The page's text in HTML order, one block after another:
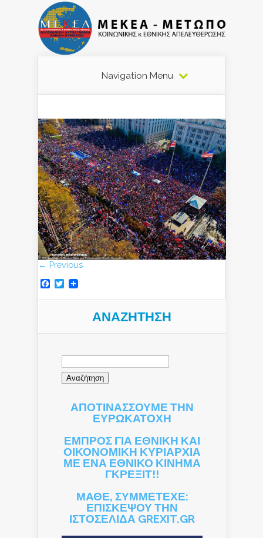
Navigation Menu
← Previous
Facebook
Twitter
ΑΝΑΖΉΤΗΣΗ
Αναζήτηση
ΑΠΟΤΙΝΑΣΣΟΥΜΕ ΤΗΝ
ΕΥΡΩΚΑΤΟΧΗ
ΕΜΠΡΟΣ ΓΙΑ ΕΘΝΙΚΗ ΚΑΙ
ΟΙΚΟΝΟΜΙΚΗ ΚΥΡΙΑΡΧΙΑ
ΜΕ ΕΝΑ ΕΘΝΙΚΟ ΚΙΝΗΜΑ
ΓΚΡΕΞΙΤ!!
ΜΑΘΕ, ΣΥΜΜΕΤΕΧΕ:
ΕΠΙΣΚΕΨΟΥ ΤΗΝ
ΙΣΤΟΣΕΛΙΔΑ GREXIT.GR